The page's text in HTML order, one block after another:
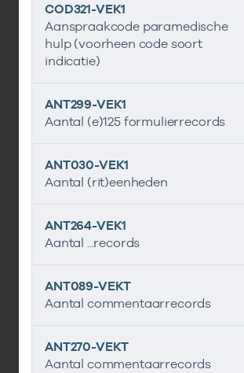
COD321-VEK1
Aanspraakcode paramedische
hulp (voorheen code soort
indicatie)
ANT299-VEK1
Aantal (e)125 formulierrecords
ANT030-VEK1
Aantal (rit)eenheden
ANT264-VEK1
Aantal ...records
ANT089-VEKT
Aantal commentaarrecords
ANT270-VEKT
Aantal commentaarrecords